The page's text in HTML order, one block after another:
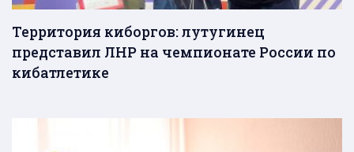
Территория киборгов: лутугинец
представил ЛНР на чемпионате России по
кибатлетике